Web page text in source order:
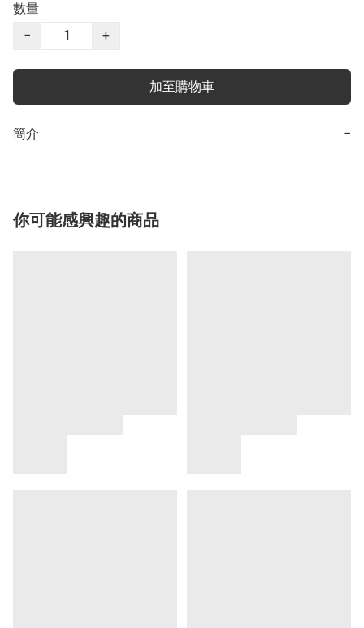
數量
−
+
加至購物車
簡介 −
你可能感興趣的商品